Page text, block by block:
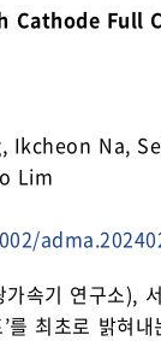
Cathode
Ikcheon Na,
Lim
속기 연구소),
를 최초로 밝혀